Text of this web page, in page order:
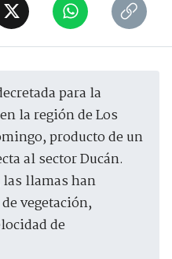
la región de Los
producto de un
al sector Ducán.
llamas han
vegetación,
de